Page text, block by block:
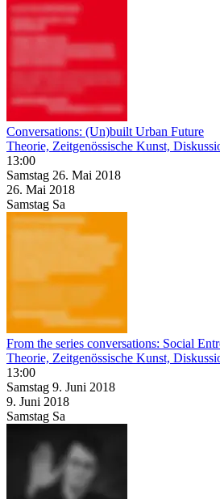
Conversations: (Un)built Urban Future
Theorie, Zeitgenössische Kunst,
13:00
Samstag 26. Mai 2018
26. Mai 2018
Samstag Sa
From the series conversations: Social
Theorie, Zeitgenössische Kunst,
13:00
Samstag 9. Juni 2018
9. Juni 2018
Samstag Sa